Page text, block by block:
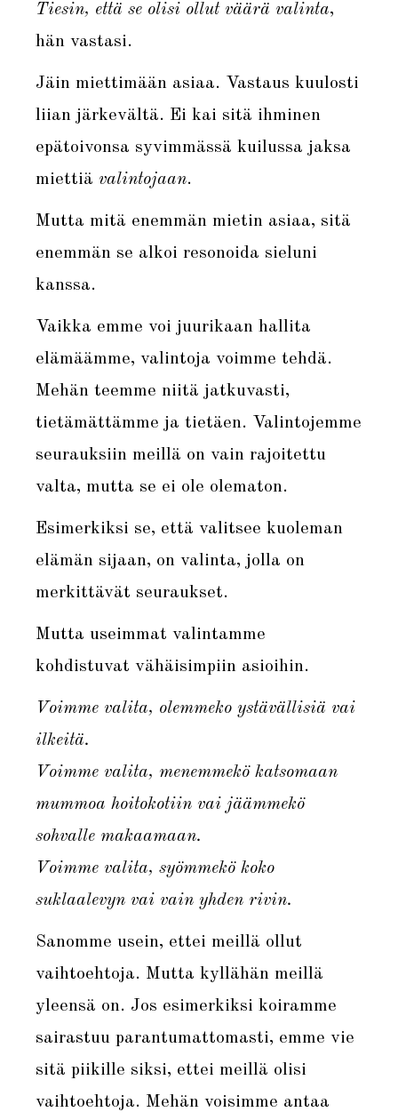
Tiesin, että se olisi ollut väärä valinta,
hän vastasi.
Jäin miettimään asiaa. Vastaus kuulosti
liian järkevältä. Ei kai sitä ihminen
epätoivonsa syvimmässä kuilussa jaksa
miettiä valintojaan.
Mutta mitä enemmän mietin asiaa, sitä
enemmän se alkoi resonoida sieluni
kanssa.
Vaikka emme voi juurikaan hallita
elämäämme, valintoja voimme tehdä.
Mehän teemme niitä jatkuvasti,
tietämättämme ja tietäen. Valintojemme
seurauksiin meillä on vain rajoitettu
valta, mutta se ei ole olematon.
Esimerkiksi se, että valitsee kuoleman
elämän sijaan, on valinta, jolla on
merkittävät seuraukset.
Mutta useimmat valintamme
kohdistuvat vähäisimpiin asioihin.
Voimme valita, olemmeko ystävällisiä vai
ilkeitä.
Voimme valita, menemmekö katsomaan
mummoa hoitokotiin vai jäämmekö
sohvalle makaamaan.
Voimme valita, syömmekö koko
suklaalevyn vai vain yhden rivin.
Sanomme usein, ettei meillä ollut
vaihtoehtoja. Mutta kyllähän meillä
yleensä on. Jos esimerkiksi koiramme
sairastuu parantumattomasti, emme vie
sitä piikille siksi, ettei meillä olisi
vaihtoehtoja. Mehän voisimme antaa